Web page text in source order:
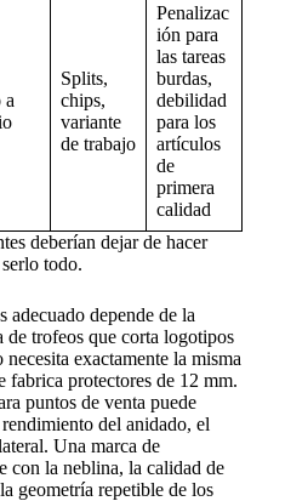
a
Splits,
chips,
variante
de trabajo
Penalizac
ión para
las tareas
burdas,
debilidad
para los
artículos
de
primera
calidad
deberían dejar de hacer
todo.
adecuado depende de la
trofeos que corta logotipos
exactamente la misma
fabrica protectores de 12 mm.
puntos de venta puede
del anidado, el
Una marca de
con la neblina, la calidad de
geometría repetible de los